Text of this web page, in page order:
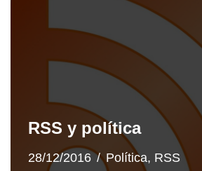
RSS y política
28/12/2016 Política, RSS